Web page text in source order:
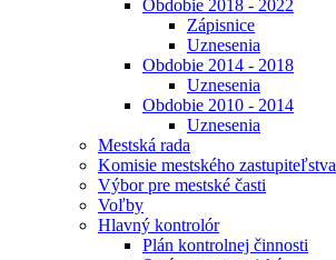
Obdobie 2018 - 2022
Zápisnice
Uznesenia
Obdobie 2014 - 2018
Uznesenia
Obdobie 2010 - 2014
Uznesenia
Mestská rada
Komisie mestského zastupiteľstva
Výbor pre mestské časti
Voľby
Hlavný kontrolór
Plán kontrolnej činnosti